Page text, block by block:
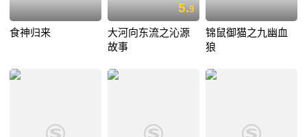
食神归来
5.9
大河向东流之沁源
故事
锦鼠御猫之九幽血
狼